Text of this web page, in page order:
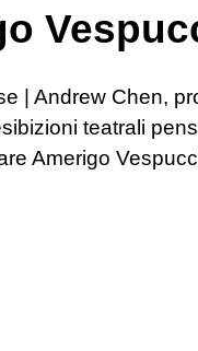
| Andrew Chen,
teatrali
Amerigo